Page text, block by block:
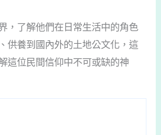
，了解他們在日常生活中的角色
供養到國內外的土地公文化，這
這位民間信仰中不可或缺的神